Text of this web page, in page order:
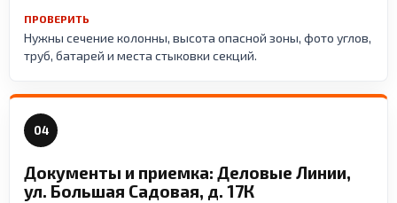
ПРОВЕРИТЬ
Нужны сечение колонны, высота опасной зоны, фото углов,
труб, батарей и места стыковки секций.
04
Документы и приемка: Деловые Линии,
ул. Большая Садовая, д. 17К